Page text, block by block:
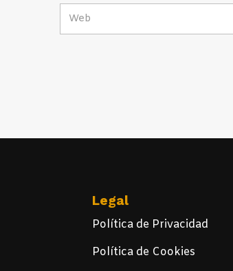
Legal
Política de Privacidad
Política de Cookies